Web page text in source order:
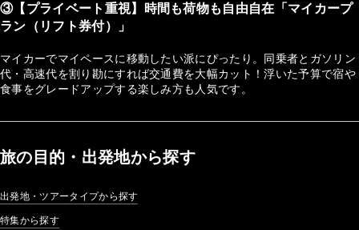
③【プライベート重視】時間も荷物も自由自在「マイカープ
ラン（リフト券付）」
マイカーでマイペースに移動したい派にぴったり。同乗者とガソリン
代・高速代を割り勘にすれば交通費を大幅カット！浮いた予算で宿や
食事をグレードアップする楽しみ方も人気です。
旅の目的・出発地から探す
出発地・ツアータイプから探す
特集から探す